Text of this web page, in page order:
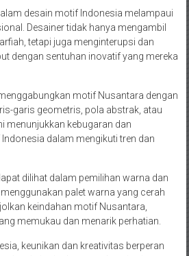
desain motif Indonesia melampaui
Desainer tidak hanya mengambil
tetapi juga menginterupsi dan
dengan sentuhan inovatif yang mereka
motif Nusantara dengan
garis geometris, pola abstrak, atau
menunjukkan kebugaran dan
dalam mengikuti tren dan
dilihat dalam pemilihan warna dan
palet warna yang cerah
keindahan motif Nusantara,
memukau dan menarik perhatian.
keunikan dan kreativitas berperan